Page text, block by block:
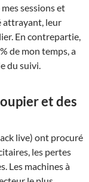
sessions et
attrayant, leur
En contrepartie,
de mon temps, a
du suivi.
et des
live) ont procuré
les pertes
Les machines à